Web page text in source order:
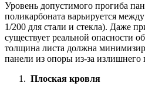
Уровень допустимого прогиба
поликарбоната варьируется
1/200 для стали и стекла). Даже
существует реальной опасности
толщина листа должна
панели из опоры из-за излишнего
Плоская кровля